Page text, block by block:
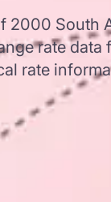
2000 South
rate data
rate